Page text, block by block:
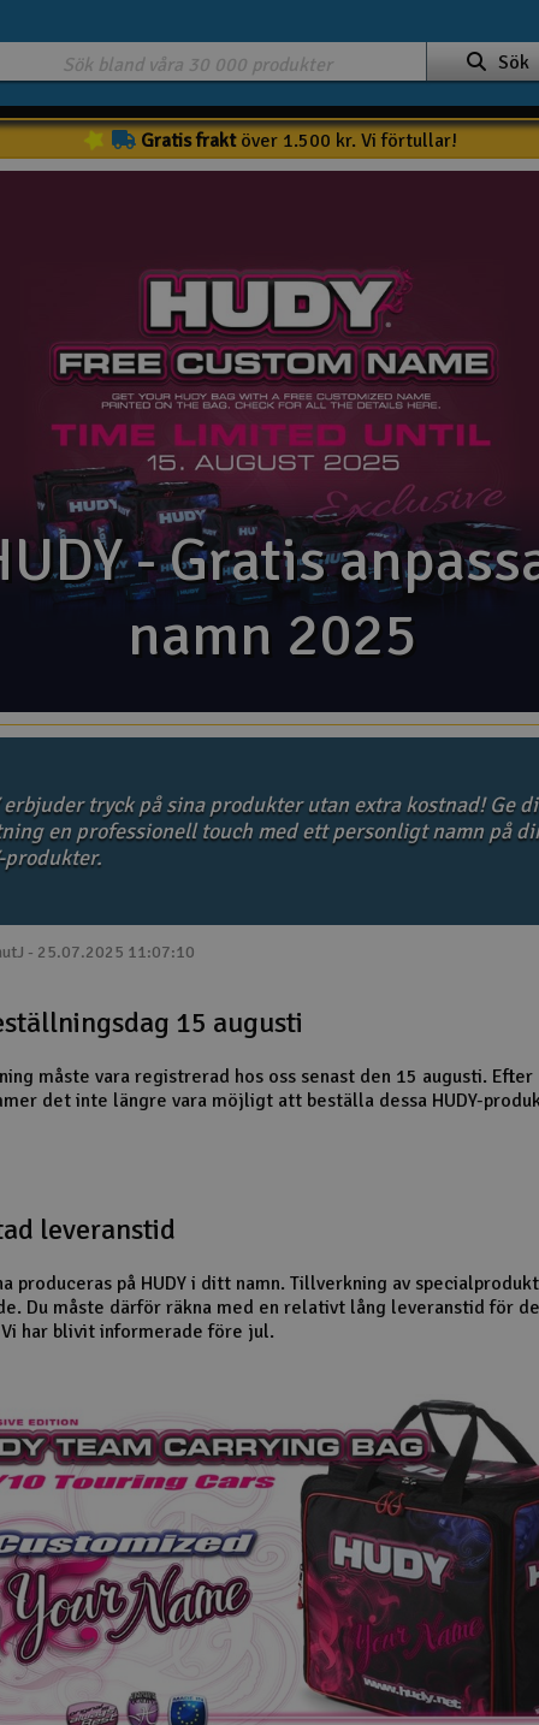
Sök
Gratis fraktöver 1.500 kr. Vi förtullar!
- Gratis
namn 2025
- Gratis
namn 2025
erbjuder tryck på sina produkter utan extra kostnad! Ge
en professionell touch med ett personligt namn på
produkter.
- 25.07.2025 11:07:10
15 augusti
måste vara registrerad hos oss senast den 15 augusti.
det inte längre vara möjligt att beställa dessa HUDY-
leveranstid
produceras på HUDY i ditt namn. Tillverkning av
Du måste därför räkna med en relativt lång leveranstid för
har blivit informerade före jul.